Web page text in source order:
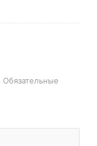
Обязательные